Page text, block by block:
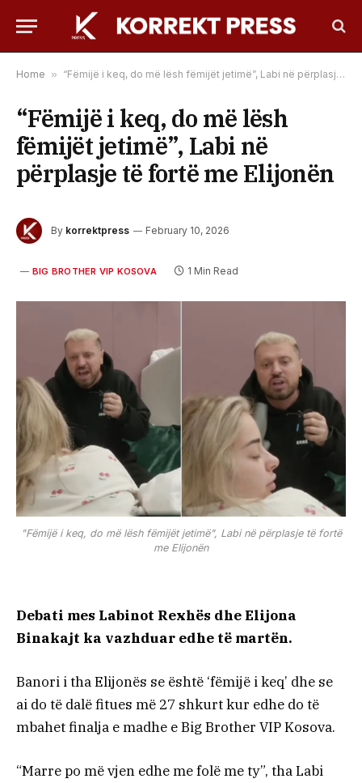
Home » “Fëmijë i keq, do më lësh fëmijët jetimë”, Labi në përplasje të fortë me Elijonën
“Fëmijë i keq, do më lësh
fëmijët jetimë”, Labi në
përplasje të fortë me Elijonën
By korrektpress February 10, 2026
BIG BROTHER VIP KOSOVA 1 Min Read
"Fëmijë i keq, do më lësh fëmijët jetimë", Labi në përplasje të fortë
me Elijonën
Debati mes Labinot Rexhës dhe Elijona
Binakajt ka vazhduar edhe të martën.
Banori i tha Elijonës se është ‘fëmijë i keq’ dhe se
ai do të dalë fitues më 27 shkurt kur edhe do të
mbahet finalja e madhe e Big Brother VIP Kosova.
“Marre po më vjen edhe me folë me ty”, tha Labi